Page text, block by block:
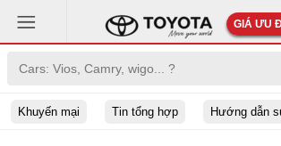
GIÁ ƯU
Khuyến mại Tin tổng hợp Hướng dẫn